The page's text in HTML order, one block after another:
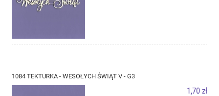
1084 TEKTURKA - WESOŁYCH ŚWIĄT V - G3
1,70 zł